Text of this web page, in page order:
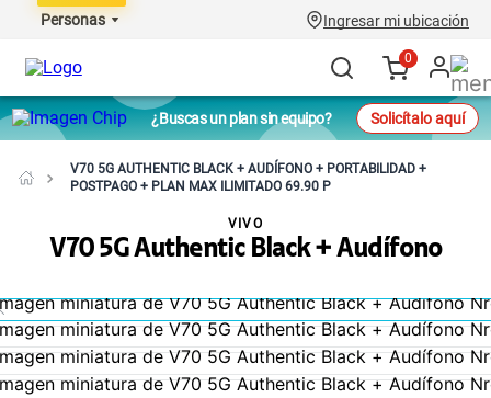
Personas Ingresar mi ubicación
0
¿Buscas un plan sin equipo? Solicítalo aquí
V70 5G AUTHENTIC BLACK + AUDÍFONO + PORTABILIDAD +
POSTPAGO + PLAN MAX ILIMITADO 69.90 P
V70 5G Authentic Black + Audífono
VIVO